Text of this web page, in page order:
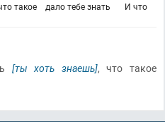
И что
дало тебе знать
такое
[ты хоть знаешь], что такое